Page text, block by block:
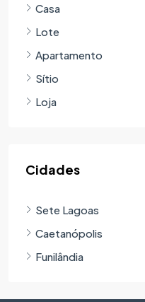
Casa
Lote
Apartamento
Sítio
Loja
Cidades
Sete Lagoas
Caetanópolis
Funilândia